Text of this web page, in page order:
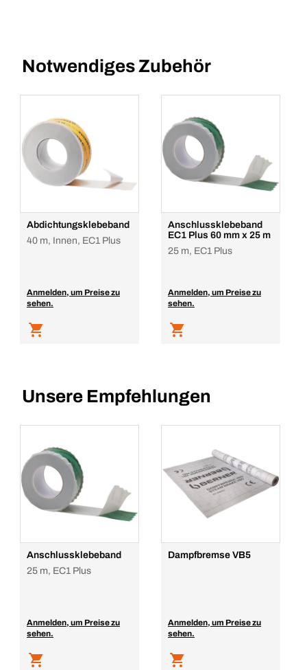
Notwendiges Zubehör
Abdichtungsklebeband
40 m, Innen, EC1 Plus
Anmelden, um Preise zu
sehen.
Anschlussklebeband
EC1 Plus 60 mm x 25 m
25 m, EC1 Plus
Anmelden, um Preise zu
sehen.
Unsere Empfehlungen
Anschlussklebeband
25 m, EC1 Plus
Anmelden, um Preise zu
sehen.
Dampfbremse VB5
Anmelden, um Preise zu
sehen.